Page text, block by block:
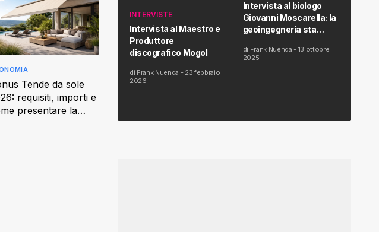
Tende da sole
requisiti, importi e
presentare la
INTERVISTE
Intervista al Maestro e
Produttore
discografico Mogol
di Frank Nuenda - 23 febbraio
2026
Intervista al biologo
Giovanni Moscarella: la
geoingegneria sta
salute dell’uomo
di Frank Nuenda - 13 ottobre
2025